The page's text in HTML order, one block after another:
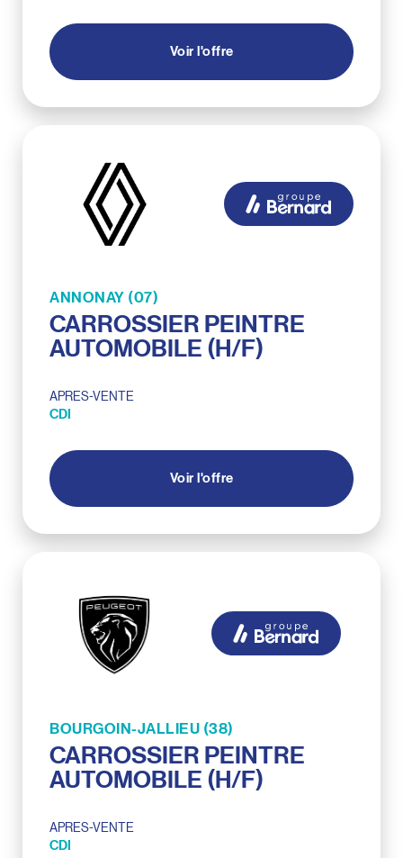
Voir l'offre
ANNONAY (07)
CARROSSIER PEINTRE
AUTOMOBILE (H/F)
APRES-VENTE
CDI
Voir l'offre
BOURGOIN-JALLIEU (38)
CARROSSIER PEINTRE
AUTOMOBILE (H/F)
APRES-VENTE
CDI